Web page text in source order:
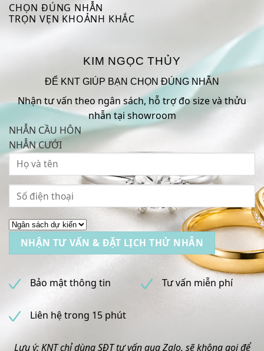
CHỌN ĐÚNG NHẪN
TRỌN VẸN KHOẢNH KHẮC
KIM NGỌC THỦY
ĐỂ KNT GIÚP BẠN CHỌN ĐÚNG NHẪN
Nhận tư vấn theo ngân sách, hỗ trợ đo size và thửu
nhẫn tại showroom
NHẪN CẦU HÔN
NHẪN CƯỚI
Bảo mật thông tin Tư vấn miễn phí
Liên hệ trong 15 phút
Lưu ý: KNT chỉ dùng SĐT tư vấn qua Zalo, sẽ không gọi để